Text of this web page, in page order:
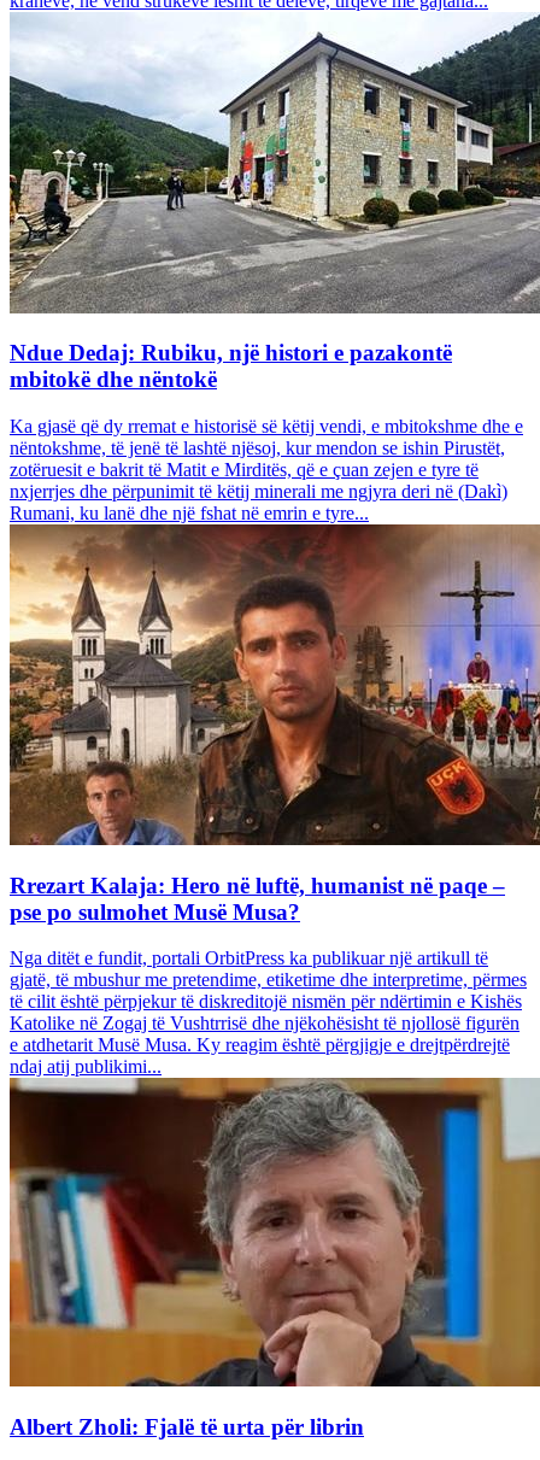
Ndue Dedaj: Rubiku, një histori e pazakontë
mbitokë dhe nëntokë
Ka gjasë që dy rremat e historisë së këtij vendi, e mbitokshme dhe e
nëntokshme, të jenë të lashtë njësoj, kur mendon se ishin Pirustët,
zotëruesit e bakrit të Matit e Mirditës, që e çuan zejen e tyre të
nxjerrjes dhe përpunimit të këtij minerali me ngjyra deri në (Dakì)
Rumani, ku lanë dhe një fshat në emrin e tyre...
Rrezart Kalaja: Hero në luftë, humanist në paqe –
pse po sulmohet Musë Musa?
Nga ditët e fundit, portali OrbitPress ka publikuar një artikull të
gjatë, të mbushur me pretendime, etiketime dhe interpretime, përmes
të cilit është përpjekur të diskreditojë nismën për ndërtimin e Kishës
Katolike në Zogaj të Vushtrrisë dhe njëkohësisht të njollosë figurën
e atdhetarit Musë Musa. Ky reagim është përgjigje e drejtpërdrejtë
ndaj atij publikimi...
Albert Zholi: Fjalë të urta për librin